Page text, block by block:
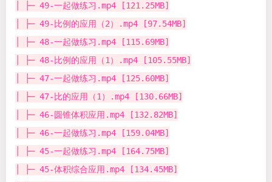
│ ├─ 49-一起做练习.mp4 [121.25MB]
│ ├─ 49-比例的应用（2）.mp4 [97.54MB]
│ ├─ 48-一起做练习.mp4 [115.69MB]
│ ├─ 48-比例的应用（1）.mp4 [105.55MB]
│ ├─ 47-一起做练习.mp4 [125.60MB]
│ ├─ 47-比的应用（1）.mp4 [130.66MB]
│ ├─ 46-圆锥体积应用.mp4 [132.82MB]
│ ├─ 46-一起做练习.mp4 [159.04MB]
│ ├─ 45-一起做练习.mp4 [164.75MB]
│ ├─ 45-体积综合应用.mp4 [134.45MB]